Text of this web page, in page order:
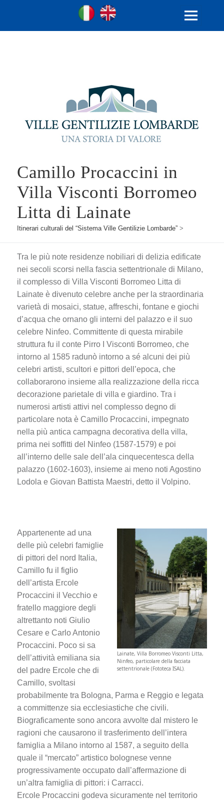
Ville Gentilizie Lombarde
Ita
MENU
Camillo Procaccini in
Villa Visconti Borromeo
Litta di Lainate
Itinerari culturali del “Sistema Ville Gentilizie Lombarde” >
Tra le più note residenze nobiliari di delizia edificate
nei secoli scorsi nella fascia settentrionale di Milano,
il complesso di Villa Visconti Borromeo Litta di
Lainate è divenuto celebre anche per la straordinaria
varietà di mosaici, statue, affreschi, fontane e giochi
d’acqua che ornano gli interni del palazzo e il suo
celebre Ninfeo. Committente di questa mirabile
struttura fu il conte Pirro I Visconti Borromeo, che
intorno al 1585 radunò intorno a sé alcuni dei più
celebri artisti, scultori e pittori dell’epoca, che
collaborarono insieme alla realizzazione della ricca
decorazione parietale di villa e giardino. Tra i
numerosi artisti attivi nel complesso degno di
particolare nota è Camillo Procaccini, impegnato
nella più antica campagna decorativa della villa,
prima nei soffitti del Ninfeo (1587-1579) e poi
all’interno delle sale dell’ala cinquecentesca della
palazzo (1602-1603), insieme ai meno noti Agostino
Lodola e Giovan Battista Maestri, detto il Volpino.
Lainate, Villa Borromeo Visconti Litta,
Ninfeo, particolare della facciata
settentrionale (Fototeca ISAL).
Appartenente ad una
delle più celebri famiglie
di pittori del nord Italia,
Camillo fu il figlio
dell’artista Ercole
Procaccini il Vecchio e
fratello maggiore degli
altrettanto noti Giulio
Cesare e Carlo Antonio
Procaccini. Poco si sa
dell’attività emiliana sia
del padre Ercole che di
Camillo, svoltasi
probabilmente tra Bologna, Parma e Reggio e legata
a committenze sia ecclesiastiche che civili.
Biograficamente sono ancora avvolte dal mistero le
ragioni che causarono il trasferimento dell’intera
famiglia a Milano intorno al 1587, a seguito della
quale il “mercato” artistico bolognese venne
progressivamente occupato dall’affermazione di
un’altra famiglia di pittori: i Carracci.
Ercole Procaccini godeva sicuramente nel territorio